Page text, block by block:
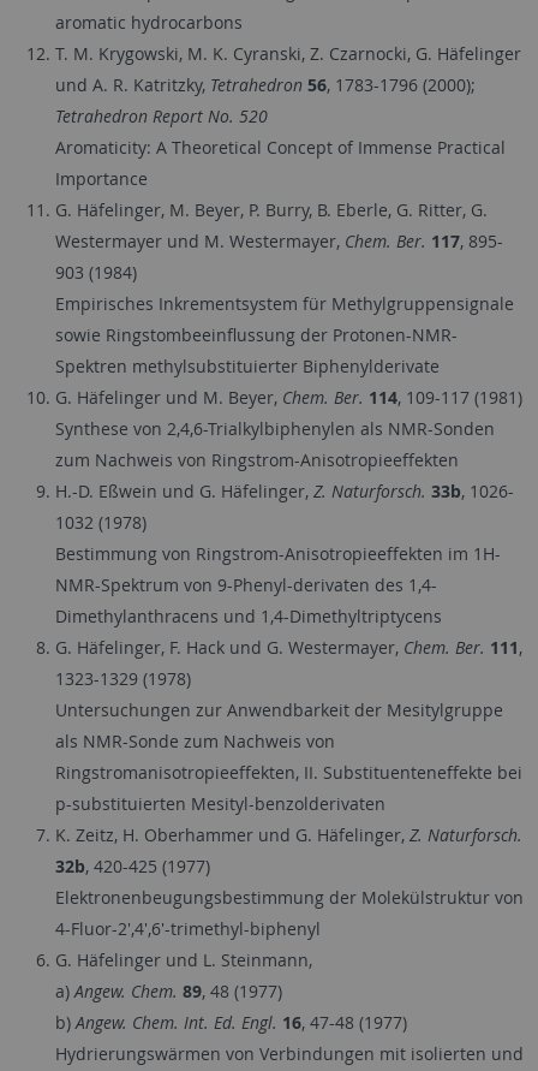
aromatic hydrocarbons
T. M. Krygowski, M. K. Cyranski, Z. Czarnocki, G. Häfelinger
und A. R. Katritzky, Tetrahedron 56, 1783-1796 (2000);
Tetrahedron Report No. 520
Aromaticity: A Theoretical Concept of Immense Practical
Importance
G. Häfelinger, M. Beyer, P. Burry, B. Eberle, G. Ritter, G.
Westermayer und M. Westermayer, Chem. Ber. 117, 895-
903 (1984)
Empirisches Inkrementsystem für Methylgruppensignale
sowie Ringstombeeinflussung der Protonen-NMR-
Spektren methylsubstituierter Biphenylderivate
G. Häfelinger und M. Beyer, Chem. Ber. 114, 109-117 (1981)
Synthese von 2,4,6-Trialkylbiphenylen als NMR-Sonden
zum Nachweis von Ringstrom-Anisotropieeffekten
H.-D. Eßwein und G. Häfelinger, Z. Naturforsch. 33b, 1026-
1032 (1978)
Bestimmung von Ringstrom-Anisotropieeffekten im 1H-
NMR-Spektrum von 9-Phenyl-derivaten des 1,4-
Dimethylanthracens und 1,4-Dimethyltriptycens
G. Häfelinger, F. Hack und G. Westermayer, Chem. Ber. 111,
1323-1329 (1978)
Untersuchungen zur Anwendbarkeit der Mesitylgruppe
als NMR-Sonde zum Nachweis von
Ringstromanisotropieeffekten, II. Substituenteneffekte bei
p-substituierten Mesityl-benzolderivaten
K. Zeitz, H. Oberhammer und G. Häfelinger, Z. Naturforsch.
32b, 420-425 (1977)
Elektronenbeugungsbestimmung der Molekülstruktur von
4-Fluor-2',4',6'-trimethyl-biphenyl
G. Häfelinger und L. Steinmann,
a) Angew. Chem. 89, 48 (1977)
b) Angew. Chem. Int. Ed. Engl. 16, 47-48 (1977)
Hydrierungswärmen von Verbindungen mit isolierten und